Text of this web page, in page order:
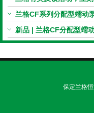
享变成惊喜！
兰格CF系列分配型蠕动
件免费版发布！即日起
下载！
新品 | 兰格CF分配型蠕
市，智控每一滴！
保定兰格